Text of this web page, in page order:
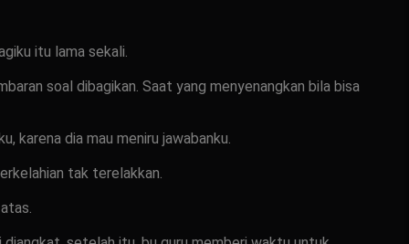
itu lama sekali.
soal dibagikan. Saat yang menyenangkan bila bisa
karena dia mau meniru jawabanku.
tak terelakkan.